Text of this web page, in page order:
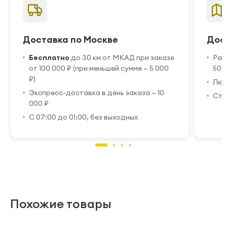
Доставка по Москве
Бесплатно до 30 км от МКАД при заказе
от 100 000 ₽ (при меньшей сумме — 5 000
₽)
Экспресс-доставка в день заказа — 10
000 ₽
С 07:00 до 01:00, без выходных
50
Похожие товары